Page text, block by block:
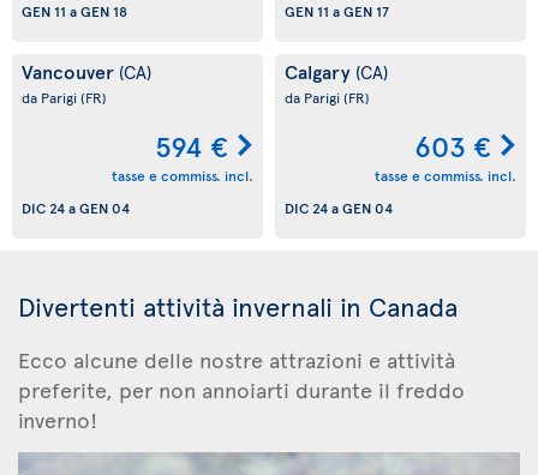
GEN 11 aGEN 18
GEN 11 aGEN 17
Vancouver (CA)
da Parigi(FR)
594 €
tasse e commiss. incl.
DIC 24aGEN 04
Calgary (CA)
da Parigi(FR)
603 €
tasse e commiss. incl.
DIC 24aGEN 04
Divertenti attività invernali in Canada
Ecco alcune delle nostre attrazioni e attività
preferite, per non annoiarti durante il freddo
inverno!